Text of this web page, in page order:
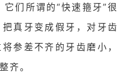
们所谓的“快速箍牙”很
真牙变成假牙，对牙齿
参差不齐的牙齿磨小，
齐。